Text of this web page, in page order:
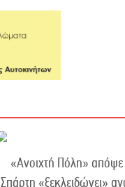
«Ανοιχτή Πόλη»
Σπάρτη «ξεκλειδώνει»